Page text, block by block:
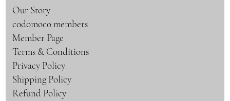
Our Story
codomoco members
Member Page
Terms & Conditions
Privacy Policy
Shipping Policy
Refund Policy